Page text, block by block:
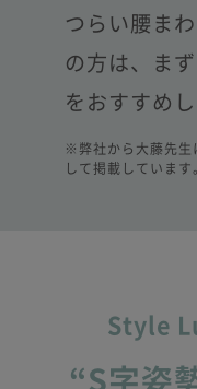
つらい腰ま
の方は、
ま
をおすすめし
※弊社から大藤先生
して掲載しています
Style
“S字姿